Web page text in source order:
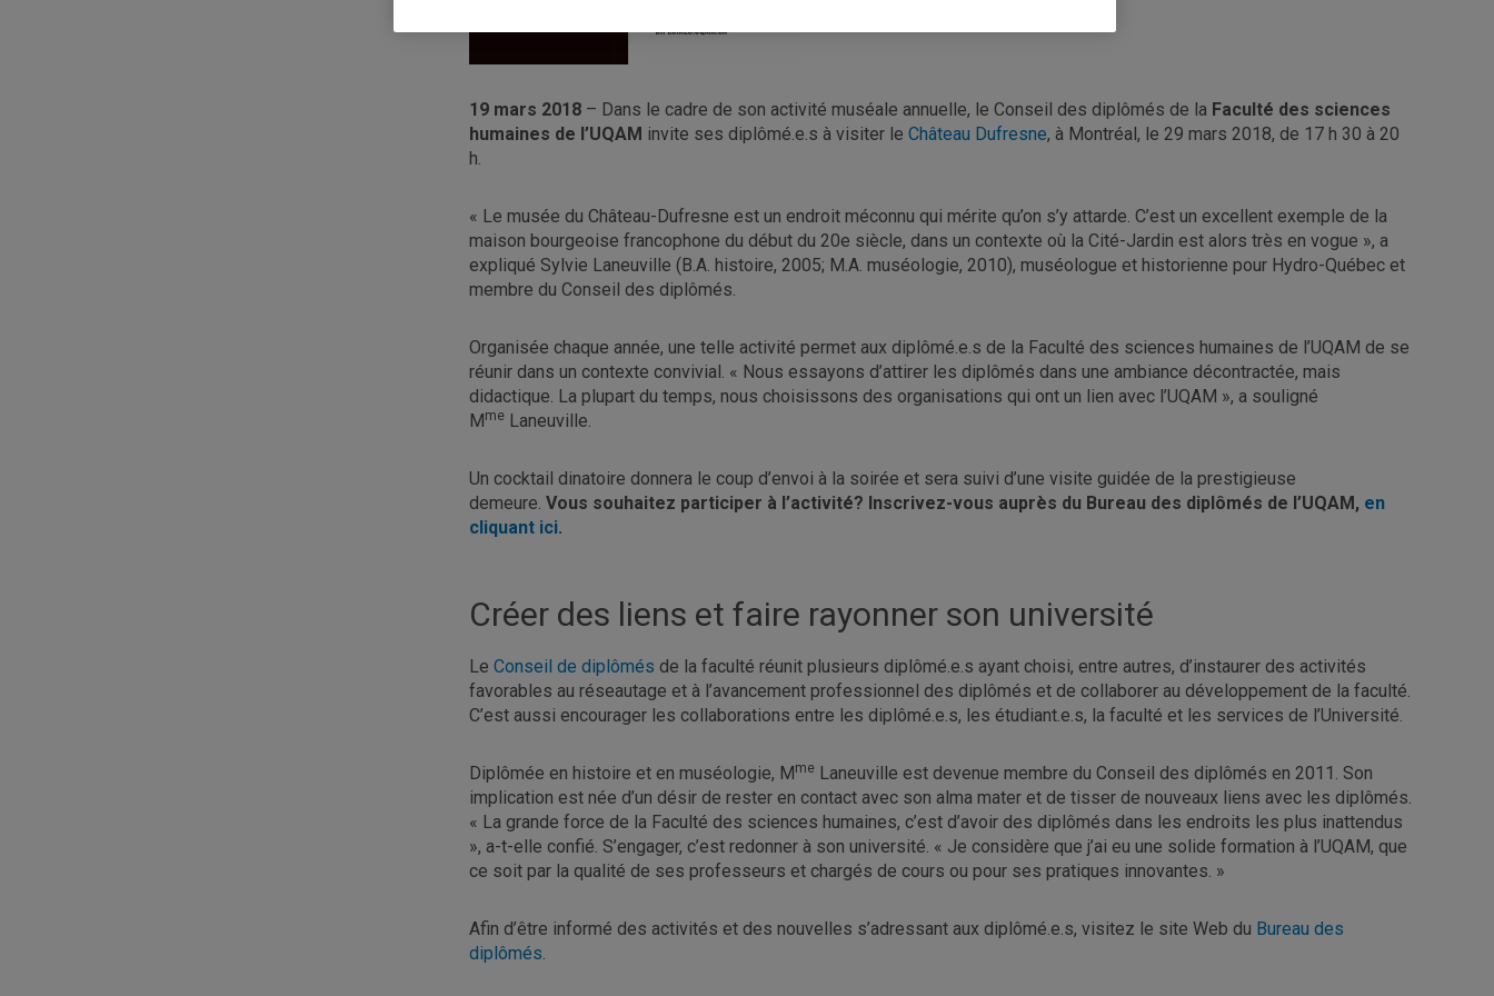
19 mars 2018 – Dans le cadre de son activité muséale annuelle, le Conseil des diplômés de la Faculté des sciences
humaines de l’UQAM invite ses diplômé.e.s à visiter le Château Dufresne, à Montréal, le 29 mars 2018, de 17 h 30 à 20
h.
« Le musée du Château-Dufresne est un endroit méconnu qui mérite qu’on s’y attarde. C’est un excellent exemple de la
maison bourgeoise francophone du début du 20e siècle, dans un contexte où la Cité-Jardin est alors très en vogue », a
expliqué Sylvie Laneuville (B.A. histoire, 2005; M.A. muséologie, 2010), muséologue et historienne pour Hydro-Québec et
membre du Conseil des diplômés.
Organisée chaque année, une telle activité permet aux diplômé.e.s de la Faculté des sciences humaines de l’UQAM de se
réunir dans un contexte convivial. « Nous essayons d’attirer les diplômés dans une ambiance décontractée, mais
didactique. La plupart du temps, nous choisissons des organisations qui ont un lien avec l’UQAM », a souligné
Mme Laneuville.
Un cocktail dinatoire donnera le coup d’envoi à la soirée et sera suivi d’une visite guidée de la prestigieuse
demeure. Vous souhaitez participer à l’activité? Inscrivez-vous auprès du Bureau des diplômés de l’UQAM, en
cliquant ici.
Créer des liens et faire rayonner son université
Le Conseil de diplômés de la faculté réunit plusieurs diplômé.e.s ayant choisi, entre autres, d’instaurer des activités
favorables au réseautage et à l’avancement professionnel des diplômés et de collaborer au développement de la faculté.
C’est aussi encourager les collaborations entre les diplômé.e.s, les étudiant.e.s, la faculté et les services de l’Université.
Diplômée en histoire et en muséologie, Mme Laneuville est devenue membre du Conseil des diplômés en 2011. Son
implication est née d’un désir de rester en contact avec son alma mater et de tisser de nouveaux liens avec les diplômés.
« La grande force de la Faculté des sciences humaines, c’est d’avoir des diplômés dans les endroits les plus inattendus
», a-t-elle confié. S’engager, c’est redonner à son université. « Je considère que j’ai eu une solide formation à l’UQAM, que
ce soit par la qualité de ses professeurs et chargés de cours ou pour ses pratiques innovantes. »
Afin d’être informé des activités et des nouvelles s’adressant aux diplômé.e.s, visitez le site Web du Bureau des
diplômés.